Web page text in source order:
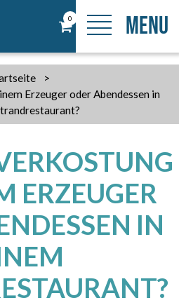
0 MENU
>
Erzeuger oder Abendessen in
ERZEUGER
IN